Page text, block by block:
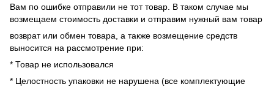
Вам по ошибке отправили не тот товар. В таком случае мы
возмещаем стоимость доставки и отправим нужный вам товар
возврат или обмен товара, а также возмещение средств
выносится на рассмотрение при:
* Товар не использовался
* Целостность упаковки не нарушена (все комплектующие